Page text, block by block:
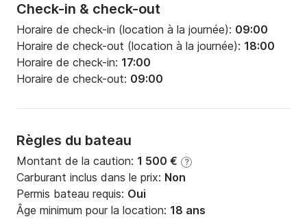
Check-in & check-out
Horaire de check-in (location à la journée): 09:00
Horaire de check-out (location à la journée): 18:00
Horaire de check-in: 17:00
Horaire de check-out: 09:00
Règles du bateau
Montant de la caution: 1 500 € ?
Carburant inclus dans le prix: Non
Permis bateau requis: Oui
Âge minimum pour la location: 18 ans